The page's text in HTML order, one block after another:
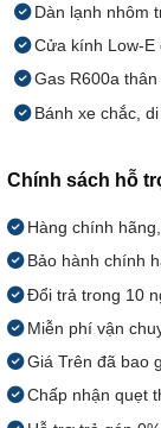
Dàn lạnh nhôm
Cửa kính Low-E
Gas R600a
Bánh xe chắc,
Chính sách hỗ
Hàng chính
Bảo hành chính
Đổi trả trong 10
Miễn phí vận
Giá Trên đã bao
Chấp nhận quẹt